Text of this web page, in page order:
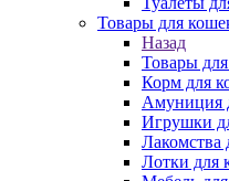
Товары для
Назад
Товары
Корм для
Амуниция
Игрушки
Лакомства
Лотки для